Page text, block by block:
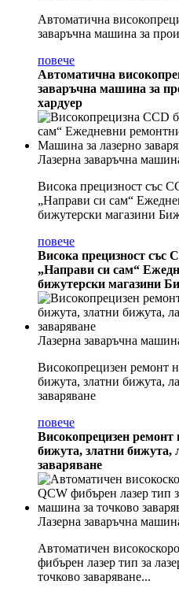
Автоматична
заваръчна машина за
повече
Автоматична
заваръчна машина за
хардуер
Лазерна заваръчна
Висока прецизност със
„Направи си сам“
бижутерски магазини
повече
Висока прецизност със
„Направи си сам“
бижутерски магазини
Лазерна заваръчна
Високопрецизен ремонт
бижута, златни бижута,
заваряване
повече
Високопрецизен
бижута, златни бижута,
заваряване
Лазерна заваръчна
Автоматичен
фибърен лазер тип за
точково заваряване...